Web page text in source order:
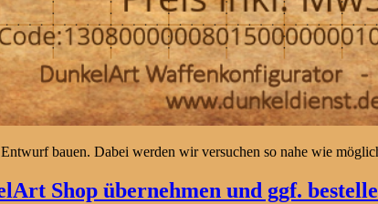
bauen. Dabei werden wir versuchen so nahe wie
Shop übernehmen und ggf.